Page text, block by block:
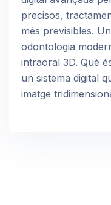
precisos,
més previsibles.
odontologia
intraoral 3D. Què
un sistema digital
imatge